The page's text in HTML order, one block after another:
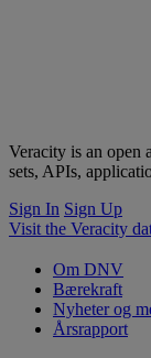
Veracity is an open
sets, APIs,
Sign In Sign Up
Visit the Veracity
Om DNV
Bærekraft
Nyheter og
Årsrapport